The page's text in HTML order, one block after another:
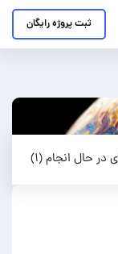
ثبت پروژه رایگان
در حال انجام (۱)